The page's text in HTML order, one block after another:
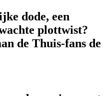
dode, een
plottwist?
de Thuis-fans de